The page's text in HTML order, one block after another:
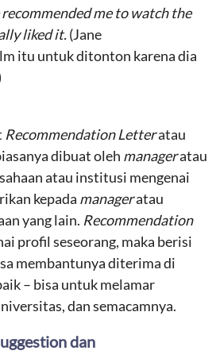
recommended me to watch the
liked it.(Jane
itu untuk ditonton karena dia
Recommendation Letteratau
dibuat oleh manageratau
atau institusi mengenai
kepada manageratau
yang lain. Recommendation
profil seseorang, maka berisi
membantunya diterima di
– bisa untuk melamar
dan semacamnya.
dan